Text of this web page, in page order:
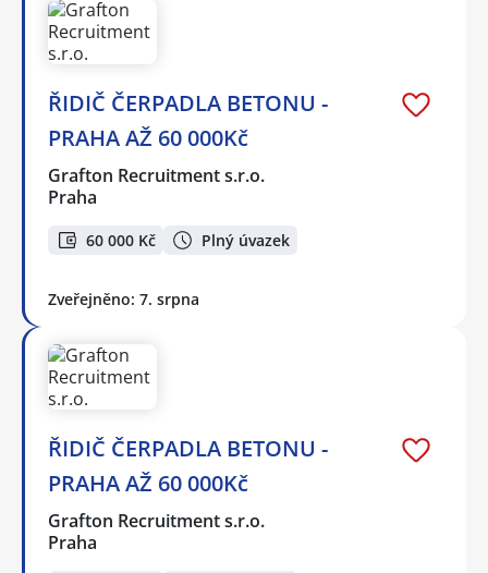
ŘIDIČ ČERPADLA BETONU -
PRAHA AŽ 60 000Kč
Grafton Recruitment s.r.o.
Praha
60 000 Kč Plný úvazek
Zveřejněno: 7. srpna
ŘIDIČ ČERPADLA BETONU -
PRAHA AŽ 60 000Kč
Grafton Recruitment s.r.o.
Praha